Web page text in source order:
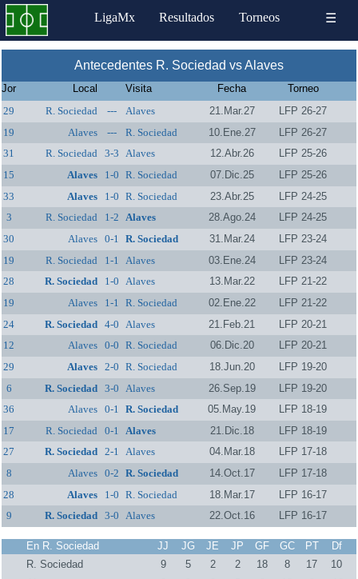
LigaMx Resultados Torneos ☰
Antecedentes R. Sociedad vs Alaves
Jor Local Visita Fecha
Torneo
29
R. Sociedad --- Alaves 21.Mar.27
LFP 26-27
19
Alaves --- R. Sociedad 10.Ene.27
LFP 26-27
31
R. Sociedad 3-3 Alaves 12.Abr.26
LFP 25-26
15
Alaves 1-0 R. Sociedad 07.Dic.25
LFP 25-26
33
Alaves 1-0 R. Sociedad 23.Abr.25
LFP 24-25
3
R. Sociedad 1-2 Alaves 28.Ago.24
LFP 24-25
30
Alaves 0-1 R. Sociedad 31.Mar.24
LFP 23-24
19
R. Sociedad 1-1 Alaves 03.Ene.24
LFP 23-24
28
R. Sociedad 1-0 Alaves 13.Mar.22
LFP 21-22
19
Alaves 1-1 R. Sociedad 02.Ene.22
LFP 21-22
24
R. Sociedad 4-0 Alaves 21.Feb.21
LFP 20-21
12
Alaves 0-0 R. Sociedad 06.Dic.20
LFP 20-21
29
Alaves 2-0 R. Sociedad 18.Jun.20
LFP 19-20
6
R. Sociedad 3-0 Alaves 26.Sep.19
LFP 19-20
36
Alaves 0-1 R. Sociedad 05.May.19
LFP 18-19
17
R. Sociedad 0-1 Alaves 21.Dic.18
LFP 18-19
27
R. Sociedad 2-1 Alaves 04.Mar.18
LFP 17-18
8
Alaves 0-2 R. Sociedad 14.Oct.17
LFP 17-18
28
Alaves 1-0 R. Sociedad 18.Mar.17
LFP 16-17
9
R. Sociedad 3-0 Alaves 22.Oct.16 LFP 16-17
En R. Sociedad JJ JG JE JP GF GC PT
Df
R. Sociedad
9 5 2 2 18 8 17
10